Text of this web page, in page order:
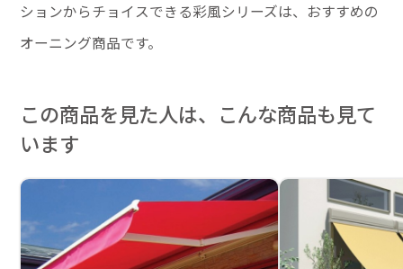
ションからチョイスできる彩風シリーズは、おすすめの
オーニング商品です。
この商品を見た人は、こんな商品も見て
います